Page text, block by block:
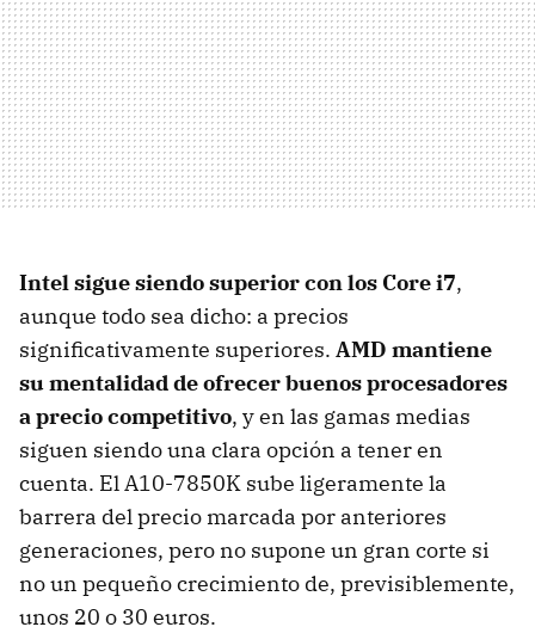
Intel sigue siendo superior con los Core i7,
aunque todo sea dicho: a precios
significativamente superiores. AMD mantiene
su mentalidad de ofrecer buenos procesadores
a precio competitivo, y en las gamas medias
siguen siendo una clara opción a tener en
cuenta. El A10-7850K sube ligeramente la
barrera del precio marcada por anteriores
generaciones, pero no supone un gran corte si
no un pequeño crecimiento de, previsiblemente,
unos 20 o 30 euros.